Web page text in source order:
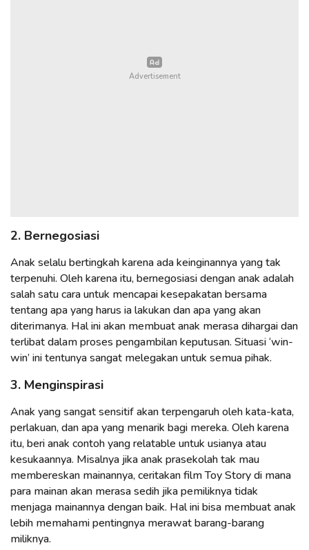
2. Bernegosiasi
Anak selalu bertingkah karena ada keinginannya yang tak
terpenuhi. Oleh karena itu, bernegosiasi dengan anak adalah
salah satu cara untuk mencapai kesepakatan bersama
tentang apa yang harus ia lakukan dan apa yang akan
diterimanya. Hal ini akan membuat anak merasa dihargai dan
terlibat dalam proses pengambilan keputusan. Situasi ‘win-
win’ ini tentunya sangat melegakan untuk semua pihak.
3. Menginspirasi
Anak yang sangat sensitif akan terpengaruh oleh kata-kata,
perlakuan, dan apa yang menarik bagi mereka. Oleh karena
itu, beri anak contoh yang relatable untuk usianya atau
kesukaannya. Misalnya jika anak prasekolah tak mau
membereskan mainannya, ceritakan film Toy Story di mana
para mainan akan merasa sedih jika pemiliknya tidak
menjaga mainannya dengan baik. Hal ini bisa membuat anak
lebih memahami pentingnya merawat barang-barang
miliknya.